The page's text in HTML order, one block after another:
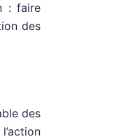
: faire
des
des